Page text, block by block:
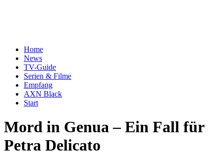
Home
News
TV-Guide
Serien & Filme
Empfang
AXN Black
Start
Mord in Genua – Ein Fall für
Petra Delicato